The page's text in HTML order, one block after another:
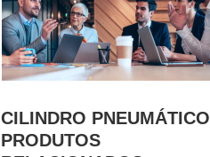
CILINDRO PNEUMÁTICO
PRODUTOS